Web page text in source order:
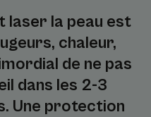
laser la peau est
chaleur,
de ne pas
dans les 2-3
Une protection